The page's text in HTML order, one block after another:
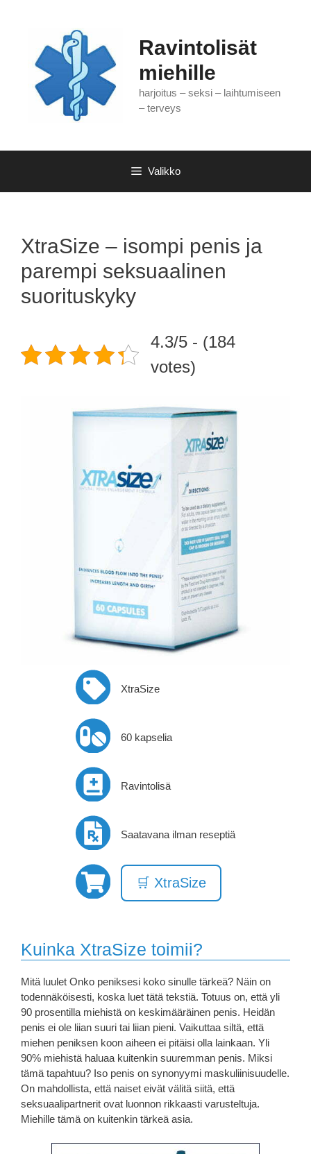
Ravintolisät
miehille
harjoitus – seksi – laihtumiseen
– terveys
Valikko
XtraSize – isompi penis ja
parempi seksuaalinen
suorituskyky
4.3/5 - (184
votes)
XtraSize
60 kapselia
Ravintolisä
Saatavana ilman reseptiä
🛒 XtraSize
Kuinka XtraSize toimii?
Mitä luulet Onko peniksesi koko sinulle tärkeä? Näin on
todennäköisesti, koska luet tätä tekstiä. Totuus on, että yli
90 prosentilla miehistä on keskimääräinen penis. Heidän
penis ei ole liian suuri tai liian pieni. Vaikuttaa siltä, ​​että
miehen peniksen koon aiheen ei pitäisi olla lainkaan. Yli
90% miehistä haluaa kuitenkin suuremman penis. Miksi
tämä tapahtuu? Iso penis on synonyymi maskuliinisuudelle.
On mahdollista, että naiset eivät välitä siitä, että
seksuaalipartnerit ovat luonnon rikkaasti varusteltuja.
Miehille tämä on kuitenkin tärkeä asia.